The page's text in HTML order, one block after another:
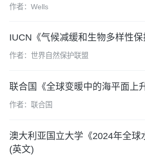
作者：Wells
IUCN《气候减缓和生物多样性
作者：世界自然保护联盟
联合国《全球变暖中的海平面上
作者：联合国
澳大利亚国立大学《2024年全球
(英文)